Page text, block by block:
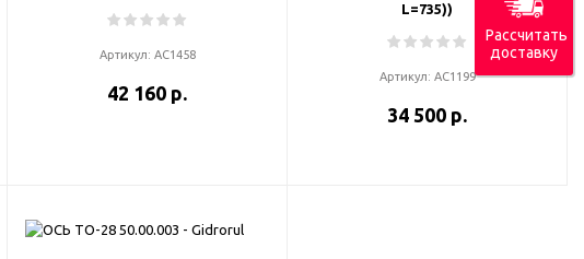
Артикул: АС1458
42 160 р.
L=735))
Артикул: АС1199
34 500 р.
Рассчитать
доставку